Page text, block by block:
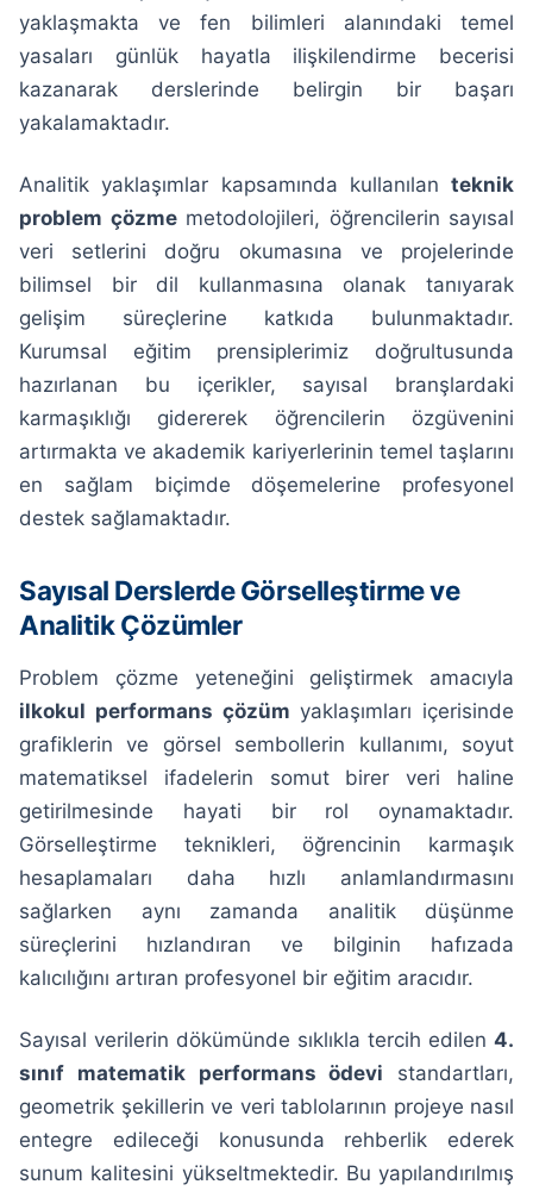
yaklaşmakta ve fen bilimleri alanındaki temel
yasaları günlük hayatla ilişkilendirme becerisi
kazanarak derslerinde belirgin bir başarı
yakalamaktadır.
Analitik yaklaşımlar kapsamında kullanılan teknik
problem çözmemetodolojileri, öğrencilerin sayısal
veri setlerini doğru okumasına ve projelerinde
bilimsel bir dil kullanmasına olanak tanıyarak
gelişim süreçlerine katkıda bulunmaktadır.
Kurumsal eğitim prensiplerimiz doğrultusunda
hazırlanan bu içerikler, sayısal branşlardaki
karmaşıklığı gidererek öğrencilerin özgüvenini
artırmakta ve akademik kariyerlerinin temel taşlarını
en sağlam biçimde döşemelerine profesyonel
destek sağlamaktadır.
Sayısal Derslerde Görselleştirme ve
Analitik Çözümler
Problem çözme yeteneğini geliştirmek amacıyla
ilkokul performans çözüm yaklaşımları içerisinde
grafiklerin ve görsel sembollerin kullanımı, soyut
matematiksel ifadelerin somut birer veri haline
getirilmesinde hayati bir rol oynamaktadır.
Görselleştirme teknikleri, öğrencinin karmaşık
hesaplamaları daha hızlı anlamlandırmasını
sağlarken aynı zamanda analitik düşünme
süreçlerini hızlandıran ve bilginin hafızada
kalıcılığını artıran profesyonel bir eğitim aracıdır.
Sayısal verilerin dökümünde sıklıkla tercih edilen 4.
sınıf matematik performans ödevi standartları,
geometrik şekillerin ve veri tablolarının projeye nasıl
entegre edileceği konusunda rehberlik ederek
sunum kalitesini yükseltmektedir. Bu yapılandırılmış